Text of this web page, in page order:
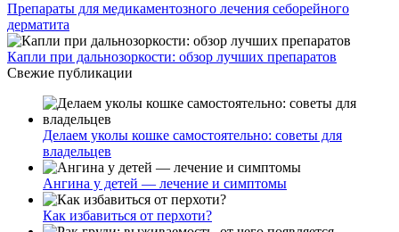
Препараты для медикаментозного лечения себорейного
дерматита
Капли при дальнозоркости: обзор лучших препаратов
Свежие публикации
Делаем уколы кошке самостоятельно: советы для
владельцев
Ангина у детей — лечение и симптомы
Как избавиться от перхоти?